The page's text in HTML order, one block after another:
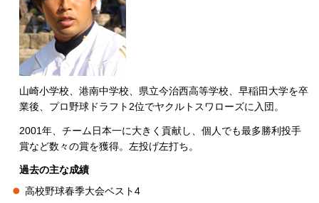
山崎小学校、港南中学校、県立今治西高等学校、早稲田大学を卒
業後、プロ野球ドラフト2位でヤクルトスワローズに入団。
2001年、チーム日本一に大きく貢献し、個人でも最多勝利投手
賞など数々の賞を獲得。左投げ左打ち。
過去の主な成績
高校野球春季大会ベスト4